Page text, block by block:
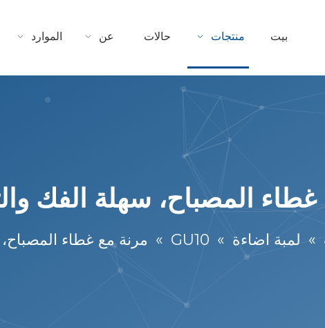
بيت منتجات حالات عن الموارد
المصباح، سهلة الفك
» لمبة اضاءة »
GU10
» مرنة مع غطاء